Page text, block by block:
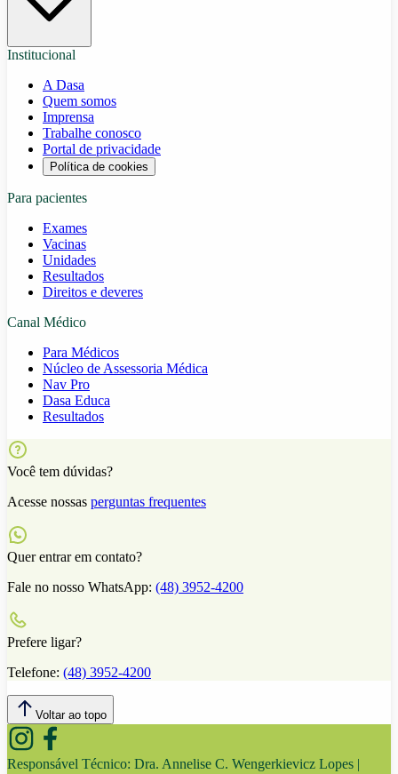
Institucional
A Dasa
Quem somos
Imprensa
Trabalhe conosco
Portal de privacidade
Política de cookies
Para pacientes
Exames
Vacinas
Unidades
Resultados
Direitos e deveres
Canal Médico
Para Médicos
Núcleo de Assessoria Médica
Nav Pro
Dasa Educa
Resultados
Você tem dúvidas?
Acesse nossas perguntas frequentes
Quer entrar em contato?
Fale no nosso WhatsApp: (48) 3952-4200
Prefere ligar?
Telefone: (48) 3952-4200
Voltar ao topo
Responsável Técnico: Dra. Annelise C. Wengerkievicz Lopes |